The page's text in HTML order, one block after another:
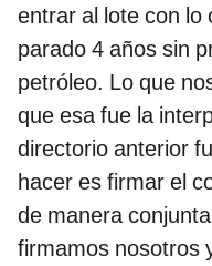
entrar al lote con lo
parado 4 años sin
petróleo. Lo que
que esa fue la
directorio anterior
hacer es firmar el
de manera
firmamos nosotros